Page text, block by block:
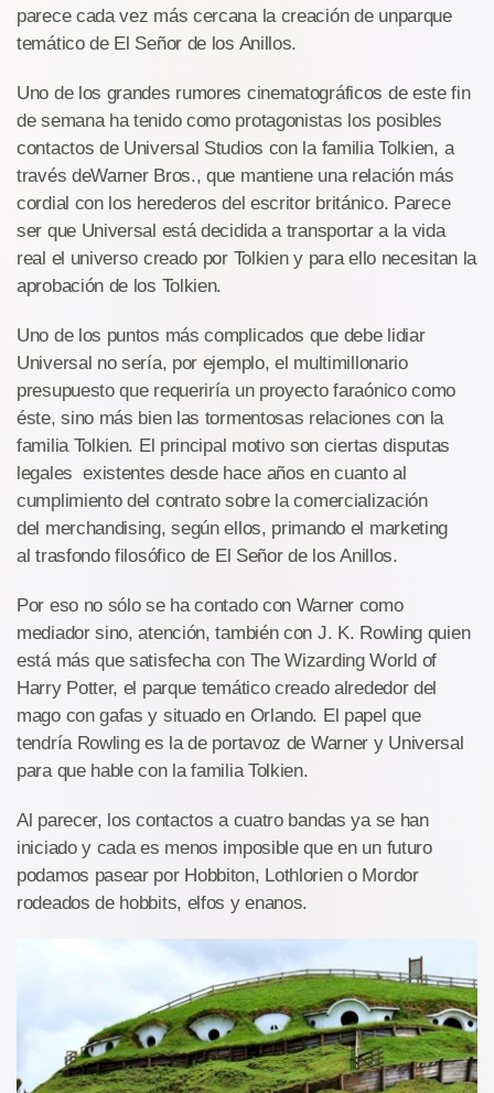
parece cada vez más cercana la creación de unparque
temático de El Señor de los Anillos.
Uno de los grandes rumores cinematográficos de este fin
de semana ha tenido como protagonistas los posibles
contactos de Universal Studios con la familia Tolkien, a
través deWarner Bros., que mantiene una relación más
cordial con los herederos del escritor británico. Parece
ser que Universal está decidida a transportar a la vida
real el universo creado por Tolkien y para ello necesitan la
aprobación de los Tolkien.
Uno de los puntos más complicados que debe lidiar
Universal no sería, por ejemplo, el multimillonario
presupuesto que requeriría un proyecto faraónico como
éste, sino más bien las tormentosas relaciones con la
familia Tolkien. El principal motivo son ciertas disputas
legales existentes desde hace años en cuanto al
cumplimiento del contrato sobre la comercialización
del merchandising, según ellos, primando el marketing
al trasfondo filosófico de El Señor de los Anillos.
Por eso no sólo se ha contado con Warner como
mediador sino, atención, también con J. K. Rowling quien
está más que satisfecha con The Wizarding World of
Harry Potter, el parque temático creado alrededor del
mago con gafas y situado en Orlando. El papel que
tendría Rowling es la de portavoz de Warner y Universal
para que hable con la familia Tolkien.
Al parecer, los contactos a cuatro bandas ya se han
iniciado y cada es menos imposible que en un futuro
podamos pasear por Hobbiton, Lothlorien o Mordor
rodeados de hobbits, elfos y enanos.